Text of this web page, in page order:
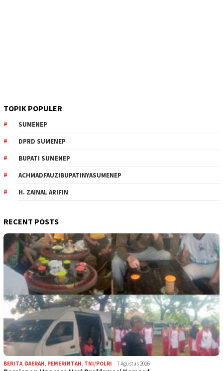
TOPIK POPULER
SUMENEP
DPRD SUMENEP
BUPATI SUMENEP
ACHMADFAUZIBUPATINYASUMENEP
H. ZAINAL ARIFIN
RECENT POSTS
BERITA, DAERAH, PEMERINTAH, TNI/POLRI 7 Agustus 2026